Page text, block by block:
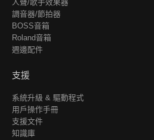
人聲/歌手效果器
調音器/節拍器
BOSS音箱
Roland音箱
週邊配件
支援
系統升級 & 驅動程式
用戶操作手冊
支援文件
知識庫